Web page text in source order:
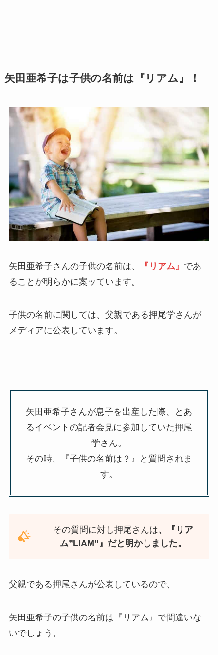
矢田亜希子は子供の名前は『リアム』！
矢田亜希子さんの子供の名前は、 『リアム』 であ
ることが明らかに案ッています。
子供の名前に関しては、父親である押尾学さんが
メディアに公表しています。
矢田亜希子さんが息子を出産した際、とあ
るイベントの記者会見に参加していた押尾
学さん。
その時、『子供の名前は？』と質問されま
す。
その質問に対し押尾さんは、『リア
ム”LIAM”』だと明かしました。
父親である押尾さんが公表しているので、
矢田亜希子の子供の名前は『リアム』で間違いな
いでしょう。